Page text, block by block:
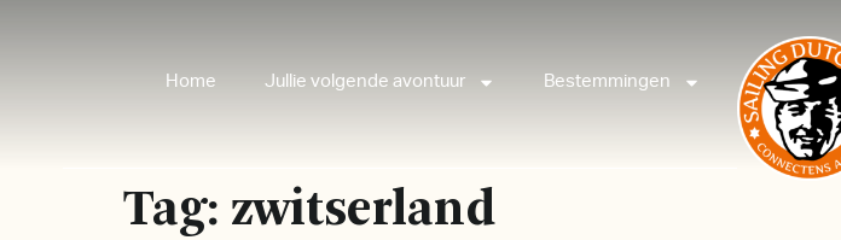
Home Jullie volgende avontuur Bestemmingen
Tag: zwitserland